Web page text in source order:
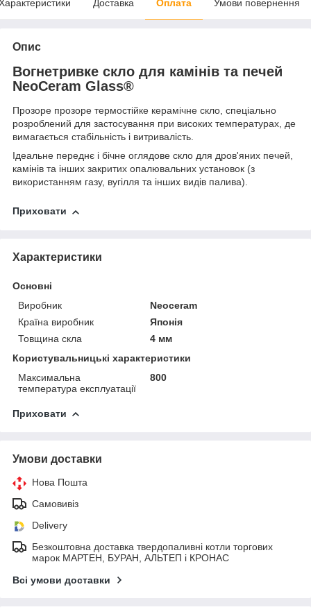
Доставка Оплата Умови повернення
Опис
Вогнетривке скло для камінів та печей
NeoCeram Glass®
Прозоре прозоре термостійке керамічне скло, спеціально
розроблений для застосування при високих температурах, де
вимагається стабільність і витривалість.
Ідеальне переднє і бічне оглядове скло для дров'яних печей,
камінів та інших закритих опалювальних установок (з
використанням газу, вугілля та інших видів палива).
Приховати
Характеристики
Основні
Виробник
Neoceram
Країна виробник
Японія
Товщина скла
4 мм
Користувальницькі характеристики
Максимальна
температура експлуатації
800
Приховати
Умови доставки
Нова Пошта
Самовивіз
Delivery
Безкоштовна доставка твердопаливні котли торгових
марок МАРТЕН, БУРАН, АЛЬТЕП і КРОНАС
Всі умови доставки